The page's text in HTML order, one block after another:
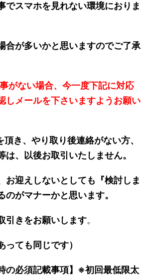
でスマホを見れない環境におりま
合が多いかと思いますのでご了承
がない場合、今一度下記に対応
しメールを下さいますようお願い
き、やり取り後連絡がない方、
は、以後お取引いたしません。
お迎えしないとしても『検討しま
のがマナーかと思います。
引きをお願いします。
っても同じです）
の必須記載事項】※初回最低限太